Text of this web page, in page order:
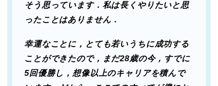
そう思っています．私は長くやりたいと思
ったことはありません．
幸運なことに，とても若いうちに成功する
ことができたので，まだ28歳の今，すでに
5回優勝し，想像以上のキャリアを積んで